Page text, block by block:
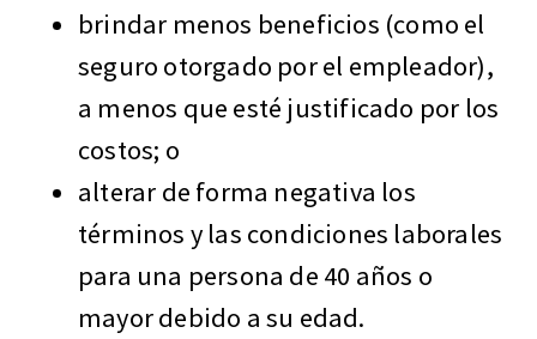
brindar menos beneficios (como el
seguro otorgado por el empleador),
a menos que esté justificado por los
costos; o
alterar de forma negativa los
términos y las condiciones laborales
para una persona de 40 años o
mayor debido a su edad.